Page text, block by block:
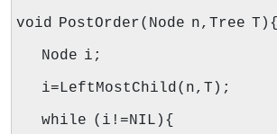
void PostOrder(Node n,Tree T){
Node i;
i=LeftMostChild(n,T);
while (i!=NIL){